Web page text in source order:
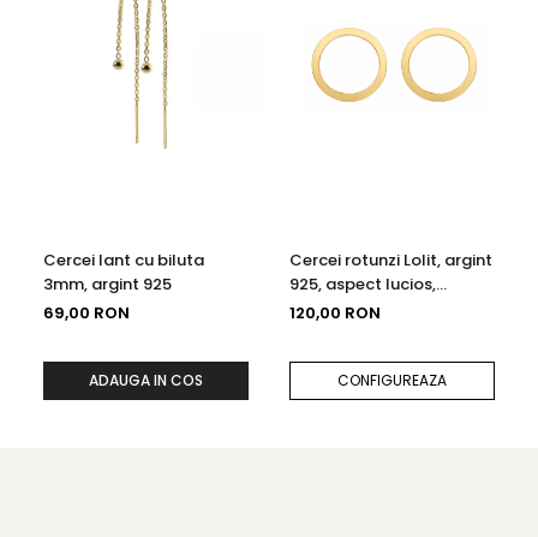
Cercei lant cu biluta
3mm, argint 925
69,00 RON
ADAUGA IN COS
Cercei rotunzi Lolit, argint
925, aspect lucios,
diametru 1.4cm
120,00 RON
CONFIGUREAZA